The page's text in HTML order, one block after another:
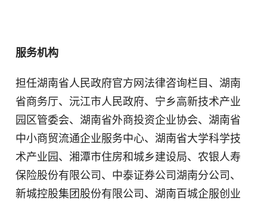
服务机构
担任湖南省人民政府官方网法律咨询栏目、湖南
省商务厅、沅江市人民政府、宁乡高新技术产业
园区管委会、湖南省外商投资企业协会、湖南省
中小商贸流通企业服务中心、湖南省大学科学技
术产业园、湘潭市住房和城乡建设局、农银人寿
保险股份有限公司、中泰证券公司湖南分公司、
新城控股集团股份有限公司、湖南百城企服创业